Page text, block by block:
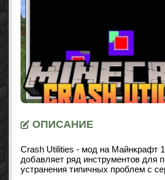
ОПИСАНИЕ
Crash Utilities - мод на Майнкрафт
добавляет ряд инструментов для
устранения типичных проблем с